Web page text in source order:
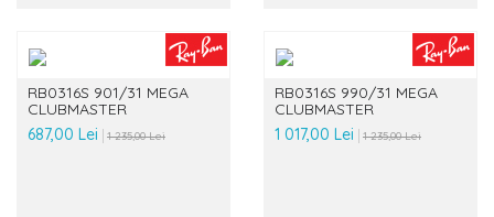
RB0316S 901/31 MEGA
CLUBMASTER
687,00 Lei
1 235,00 Lei
RB0316S 990/31 MEGA
CLUBMASTER
1 017,00 Lei
1 235,00 Lei